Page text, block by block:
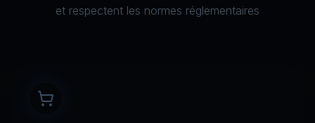
et respectent les normes réglementaires